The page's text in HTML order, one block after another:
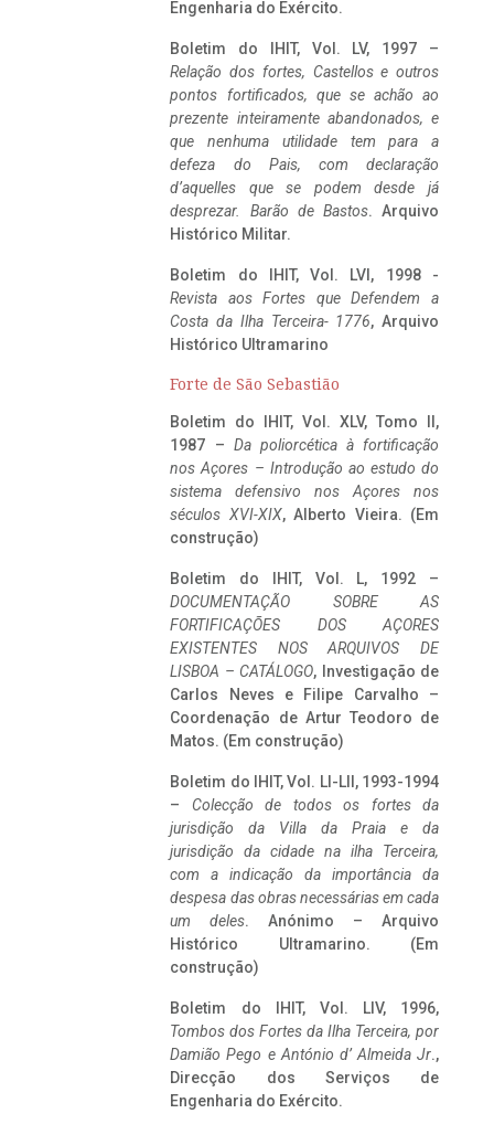
Engenharia do Exército.
Boletim do IHIT, Vol. LV, 1997 –
Relação dos fortes, Castellos e outros
pontos fortificados, que se achão ao
prezente inteiramente abandonados, e
que nenhuma utilidade tem para a
defeza do Pais, com declaração
d’aquelles que se podem desde já
desprezar. Barão de Bastos. Arquivo
Histórico Militar.
Boletim do IHIT, Vol. LVI, 1998 -
Revista aos Fortes que Defendem a
Costa da Ilha Terceira- 1776, Arquivo
Histórico Ultramarino
Forte de São Sebastião
Boletim do IHIT, Vol. XLV, Tomo II,
1987 – Da poliorcética à fortificação
nos Açores – Introdução ao estudo do
sistema defensivo nos Açores nos
séculos XVI-XIX, Alberto Vieira. (Em
construção)
Boletim do IHIT, Vol. L, 1992 –
DOCUMENTAÇÃO SOBRE AS
FORTIFICAÇÕES DOS AÇORES
EXISTENTES NOS ARQUIVOS DE
LISBOA – CATÁLOGO, Investigação de
Carlos Neves e Filipe Carvalho –
Coordenação de Artur Teodoro de
Matos. (Em construção)
Boletim do IHIT, Vol. LI-LII, 1993-1994
– Colecção de todos os fortes da
jurisdição da Villa da Praia e da
jurisdição da cidade na ilha Terceira,
com a indicação da importância da
despesa das obras necessárias em cada
um deles. Anónimo – Arquivo
Histórico Ultramarino. (Em
construção)
Boletim do IHIT, Vol. LIV, 1996,
Tombos dos Fortes da Ilha Terceira, por
Damião Pego e António d’ Almeida Jr.,
Direcção dos Serviços de
Engenharia do Exército.